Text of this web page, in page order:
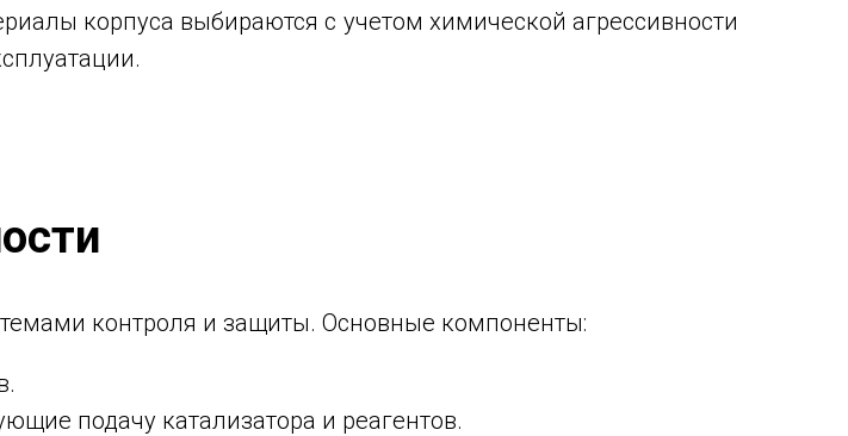
корпуса выбираются с учетом химической агрессивности
контроля и защиты. Основные компоненты:
подачу катализатора и реагентов.